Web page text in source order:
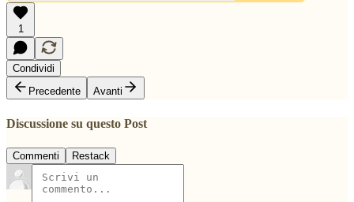
1
Condividi
Precedente
Avanti
Discussione su questo Post
Commenti Restack